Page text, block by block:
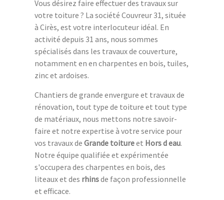
Vous désirez faire effectuer des travaux sur
votre toiture ? La société Couvreur 31, située
à Cirès, est votre interlocuteur idéal. En
activité depuis 31 ans, nous sommes
spécialisés dans les travaux de couverture,
notamment en en charpentes en bois, tuiles,
zinc et ardoises.
Chantiers de grande envergure et travaux de
rénovation, tout type de toiture et tout type
de matériaux, nous mettons notre savoir-
faire et notre expertise à votre service pour
vos travaux de Grande toitureet Hors d eau.
Notre équipe qualifiée et expérimentée
s'occupera des charpentes en bois, des
liteaux et des rhinsde façon professionnelle
et efficace.